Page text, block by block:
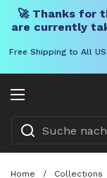
🚀 Thanks for
are currently
Free Shipping to All
Menü öffnen
Home / Collections